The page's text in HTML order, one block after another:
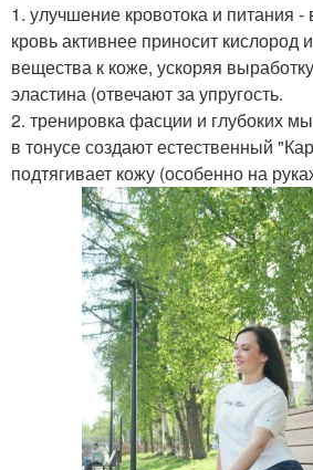
1. улучшение кровотока и питания -
кровь активнее приносит кислород
вещества к коже, ускоряя
эластина (отвечают за упругость.
2. тренировка фасции и глубоких
в тонусе создают естественный
подтягивает кожу (особенно на